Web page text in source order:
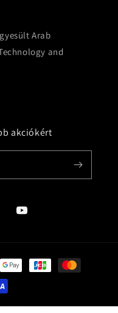
Arab
and
akciókért
YouTube
Shopify